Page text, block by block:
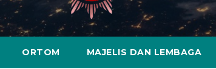
ORTOM MAJELIS DAN LEMBAGA